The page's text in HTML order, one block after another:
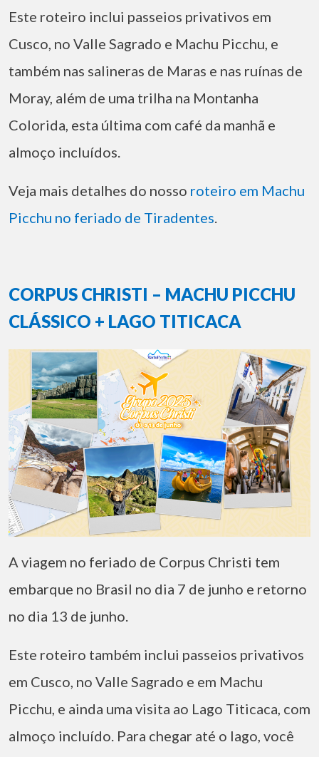
Este roteiro inclui passeios privativos em
Cusco, no Valle Sagrado e Machu Picchu, e
também nas salineras de Maras e nas ruínas de
Moray, além de uma trilha na Montanha
Colorida, esta última com café da manhã e
almoço incluídos.
Veja mais detalhes do nosso roteiro em Machu
Picchu no feriado de Tiradentes.
CORPUS CHRISTI – MACHU PICCHU
CLÁSSICO + LAGO TITICACA
A viagem no feriado de Corpus Christi tem
embarque no Brasil no dia 7 de junho e retorno
no dia 13 de junho.
Este roteiro também inclui passeios privativos
em Cusco, no Valle Sagrado e em Machu
Picchu, e ainda uma visita ao Lago Titicaca, com
almoço incluído. Para chegar até o lago, você